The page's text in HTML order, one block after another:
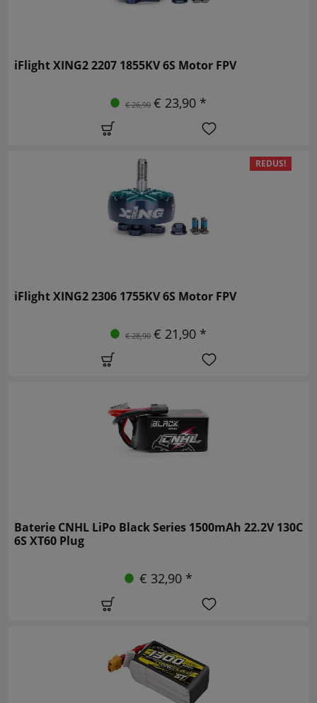
iFlight XING2 2207 1855KV 6S Motor FPV
€ 26,90 € 23,90 *
REDUS!
iFlight XING2 2306 1755KV 6S Motor FPV
€ 28,90 € 21,90 *
Baterie CNHL LiPo Black Series 1500mAh 22.2V 130C
6S XT60 Plug
€ 32,90 *